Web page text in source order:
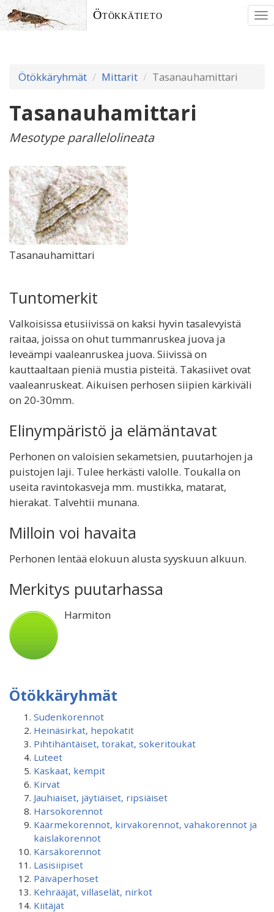
Ötökkätieto
Ötökkäryhmät Mittarit Tasanauhamittari
Tasanauhamittari
Mesotype parallelolineata
Tasanauhamittari
Tuntomerkit
Valkoisissa etusiivissä on kaksi hyvin tasalevyistä
raitaa, joissa on ohut tummanruskea juova ja
leveämpi vaaleanruskea juova. Siivissä on
kauttaaltaan pieniä mustia pisteitä. Takasiivet ovat
vaaleanruskeat. Aikuisen perhosen siipien kärkiväli
on 20-30mm.
Elinympäristö ja elämäntavat
Perhonen on valoisien sekametsien, puutarhojen ja
puistojen laji. Tulee herkästi valolle. Toukalla on
useita ravintokasveja mm. mustikka, matarat,
hierakat. Talvehtii munana.
Milloin voi havaita
Perhonen lentää elokuun alusta syyskuun alkuun.
Merkitys puutarhassa
Harmiton
Ötökkäryhmät
Sudenkorennot
Heinäsirkat, hepokatit
Pihtihäntäiset, torakat, sokeritoukat
Luteet
Kaskaat, kempit
Kirvat
Jauhiaiset, jäytiäiset, ripsiäiset
Harsokorennot
Käärmekorennot, kirvakorennot, vahakorennot ja
kaislakorennot
Kärsäkorennot
Lasisiipiset
Päiväperhoset
Kehrääjät, villaselät, nirkot
Kiitäjät